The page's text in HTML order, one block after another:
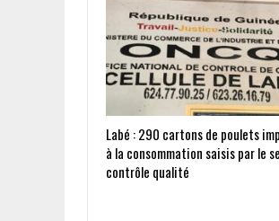
Labé : 290 cartons de poulets
à la consommation saisis par le
contrôle qualité